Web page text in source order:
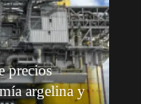
precios
argelina y